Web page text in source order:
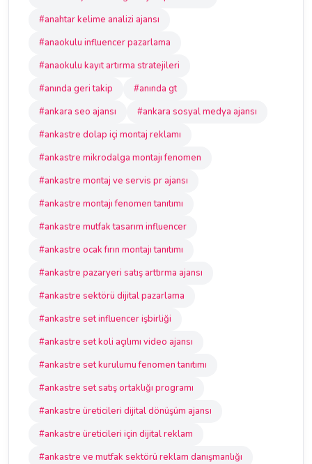
#anahtar kelime analizi ajansı
#anaokulu influencer pazarlama
#anaokulu kayıt artırma stratejileri
#anında geri takip
#anında gt
#ankara seo ajansı
#ankara sosyal medya ajansı
#ankastre dolap içi montaj reklamı
#ankastre mikrodalga montajı fenomen
#ankastre montaj ve servis pr ajansı
#ankastre montajı fenomen tanıtımı
#ankastre mutfak tasarım influencer
#ankastre ocak fırın montajı tanıtımı
#ankastre pazaryeri satış arttırma ajansı
#ankastre sektörü dijital pazarlama
#ankastre set influencer işbirliği
#ankastre set koli açılımı video ajansı
#ankastre set kurulumu fenomen tanıtımı
#ankastre set satış ortaklığı programı
#ankastre üreticileri dijital dönüşüm ajansı
#ankastre üreticileri için dijital reklam
#ankastre ve mutfak sektörü reklam danışmanlığı